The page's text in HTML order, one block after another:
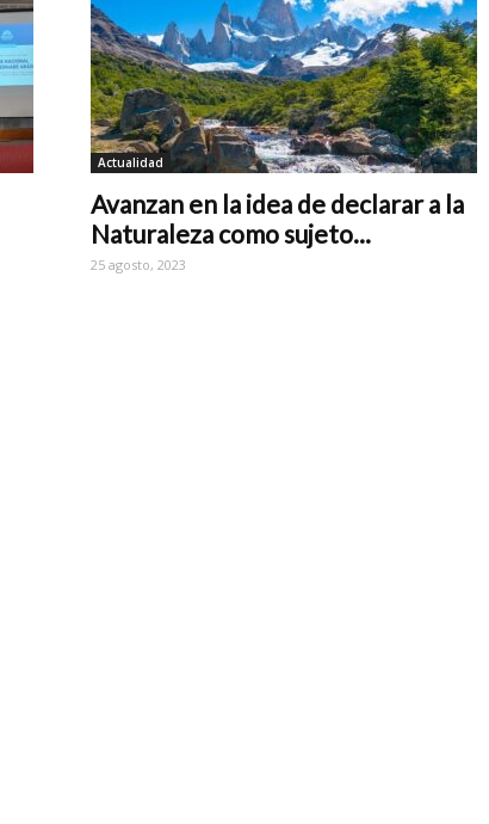
Actualidad
Avanzan en la idea de declarar a la
Naturaleza como sujeto...
25 agosto, 2023